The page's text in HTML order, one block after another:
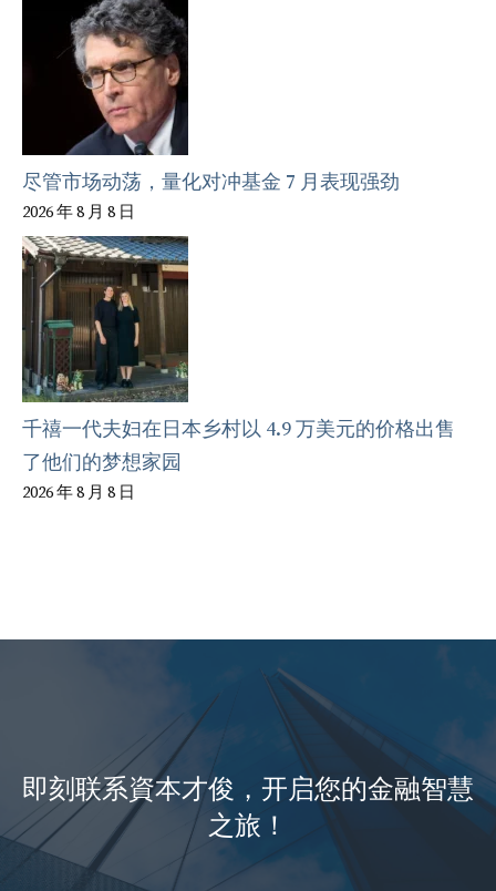
尽管市场动荡，量化对冲基金 7 月表现强劲
2026 年 8 月 8 日
千禧一代夫妇在日本乡村以 4.9 万美元的价格出售
了他们的梦想家园
2026 年 8 月 8 日
即刻联系資本才俊，开启您的金融智慧
之旅！